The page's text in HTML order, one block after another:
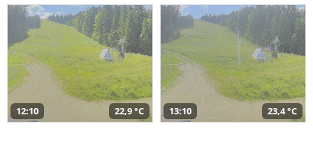
12:10 22,9 °C 13:10 23,4 °C